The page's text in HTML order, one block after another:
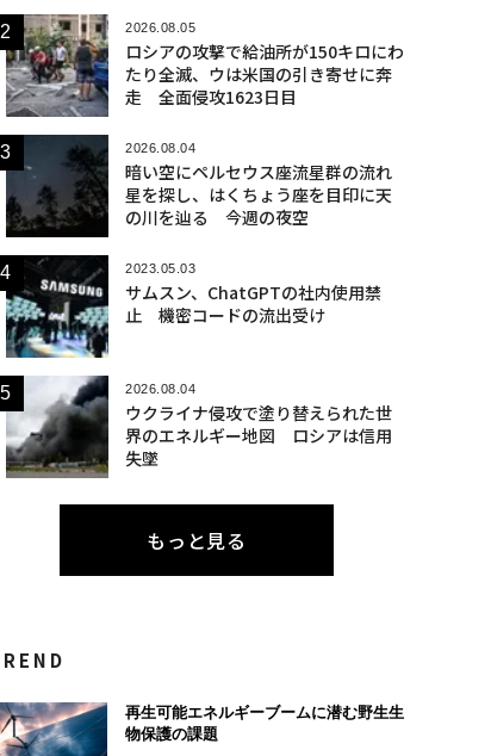
2026.08.05
ロシアの攻撃で給油所が150キロにわ
たり全滅、ウは米国の引き寄せに奔
走 全面侵攻1623日目
2026.08.04
暗い空にペルセウス座流星群の流れ
星を探し、はくちょう座を目印に天
の川を辿る 今週の夜空
2023.05.03
サムスン、ChatGPTの社内使用禁
止 機密コードの流出受け
2026.08.04
ウクライナ侵攻で塗り替えられた世
界のエネルギー地図 ロシアは信用
失墜
もっと見る
再生可能エネルギーブームに潜む野生生
物保護の課題